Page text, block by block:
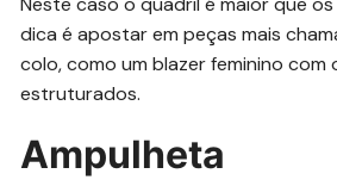
dica é apostar em peças mais
colo, como um blazer feminino com
estruturados.
Ampulheta